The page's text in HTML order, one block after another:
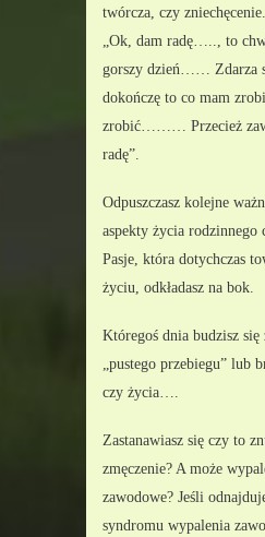
twórcza, czy
„Ok, dam radę….., to
gorszy dzień…… Zdarza
dokończę to co mam
zrobić……… Przecież
radę”.
Odpuszczasz kolejne
aspekty życia rodzinnego
Pasje, która dotychczas
życiu, odkładasz na bok.
Któregoś dnia budzisz się
„pustego przebiegu” lub
czy życia….
Zastanawiasz się czy to
zmęczenie? A może
zawodowe? Jeśli
syndromu wypalenia